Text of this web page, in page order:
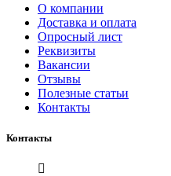
О компании
Доставка и оплата
Опросный лист
Реквизиты
Вакансии
Отзывы
Полезные статьи
Контакты
Контакты